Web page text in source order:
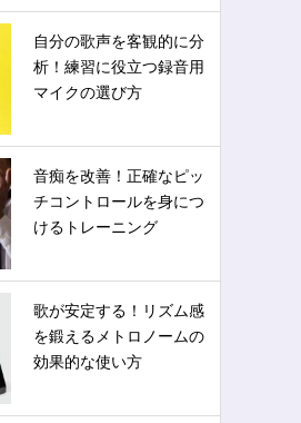
自分の歌声を客観的に分
析！練習に役立つ録音用
マイクの選び方
音痴を改善！正確なピッ
チコントロールを身につ
けるトレーニング
歌が安定する！リズム感
を鍛えるメトロノームの
効果的な使い方